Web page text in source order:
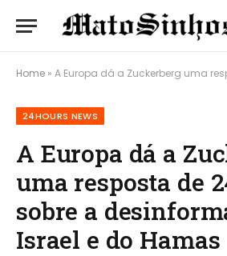
Home » A Europa dá a Zuckerberg uma resposta de 24 horas
24HOURS NEWS
A Europa dá a
uma resposta de
sobre a
Israel e do Hamas